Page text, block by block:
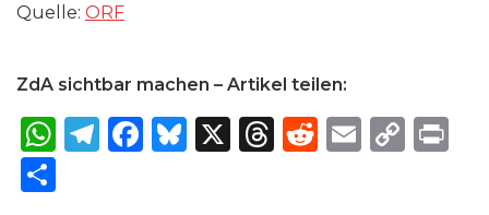
Quelle: ORF
ZdA sichtbar machen – Artikel teilen:
W T
F
B X
T
R
E
C